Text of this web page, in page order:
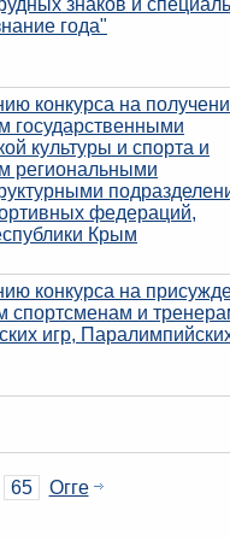
знаков и
года"
конкурса на
государственными
культуры и спорта и
региональными
федераций,
Крым
конкурса на
спортсменам и
игр,
65 Огге